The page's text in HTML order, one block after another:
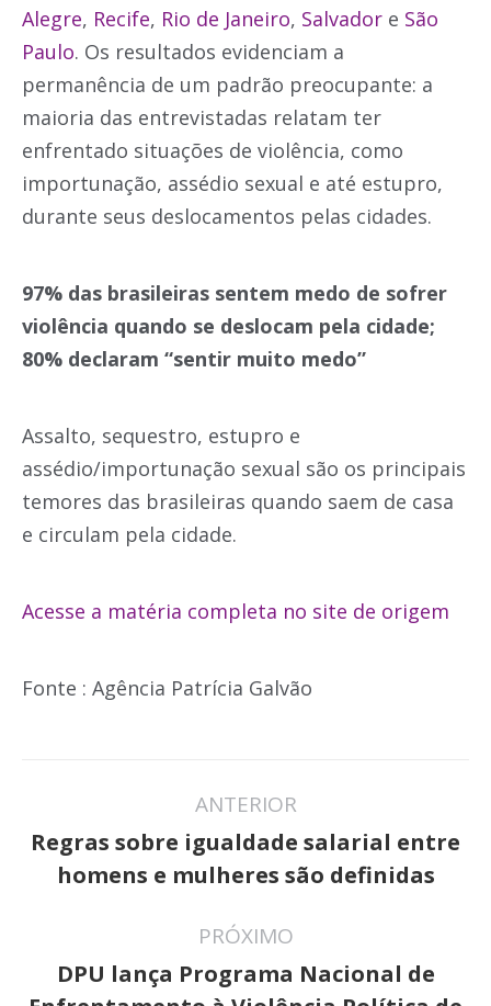
Alegre, Recife, Rio de Janeiro, Salvador e São
Paulo. Os resultados evidenciam a
permanência de um padrão preocupante: a
maioria das entrevistadas relatam ter
enfrentado situações de violência, como
importunação, assédio sexual e até estupro,
durante seus deslocamentos pelas cidades.
97% das brasileiras sentem medo de sofrer
violência quando se deslocam pela cidade;
80% declaram “sentir muito medo”
Assalto, sequestro, estupro e
assédio/importunação sexual são os principais
temores das brasileiras quando saem de casa
e circulam pela cidade.
Acesse a matéria completa no site de origem
Fonte : Agência Patrícia Galvão
de
post:
ANTERIOR
Post
anterior:
Regras sobre igualdade salarial entre
homens e mulheres são definidas
PRÓXIMO
DPU lança Programa Nacional de